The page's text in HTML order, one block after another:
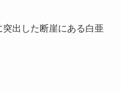
出した断崖にある白亜